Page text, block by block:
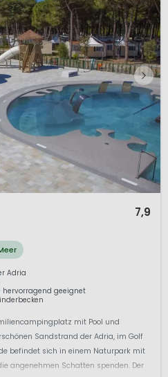
7,9
Adria
hervorragend geeignet
mit Pool und
Sandstrand der Adria, im Golf
befindet sich in einem Naturpark mit
angenehmen Schatten spenden. Der